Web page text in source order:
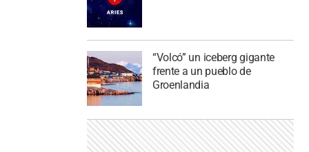
“Volcó” un iceberg gigante
frente a un pueblo de
Groenlandia